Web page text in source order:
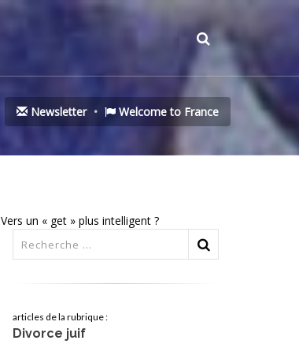
Newsletter Welcome to France
Vers un « get » plus intelligent ?
articles de la rubrique :
Divorce juif